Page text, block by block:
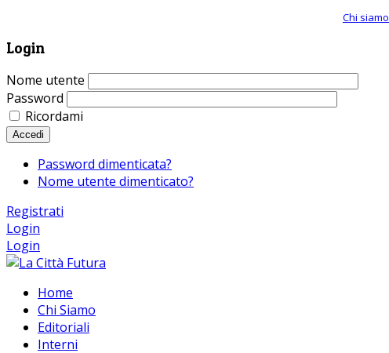
Chi siamo
Login
Nome utente
Password
Ricordami
Accedi
Password dimenticata?
Nome utente dimenticato?
Registrati
Login
Login
Home
Chi Siamo
Editoriali
Interni